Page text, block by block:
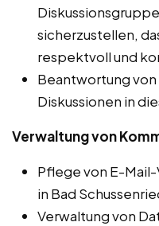
sicherzustellen,
respektvoll und
Beantwortung von
Diskussionen in
Verwaltung von
Pflege von E-
in Bad
Verwaltung von